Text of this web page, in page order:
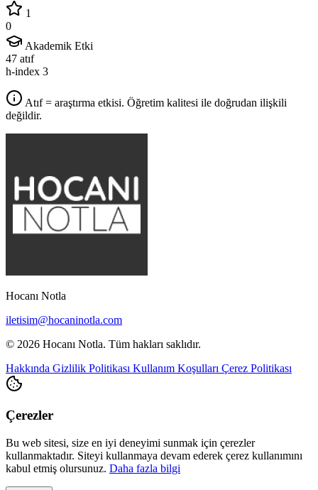
1
0
Akademik Etki
47 atıf
h-index 3
Atıf = araştırma etkisi. Öğretim kalitesi ile doğrudan ilişkili
değildir.
Hocanı Notla
iletisim@hocaninotla.com
© 2026 Hocanı Notla. Tüm hakları saklıdır.
Hakkında Gizlilik Politikası Kullanım Koşulları Çerez Politikası
Çerezler
Bu web sitesi, size en iyi deneyimi sunmak için çerezler
kullanmaktadır. Siteyi kullanmaya devam ederek çerez kullanımını
kabul etmiş olursunuz. Daha fazla bilgi